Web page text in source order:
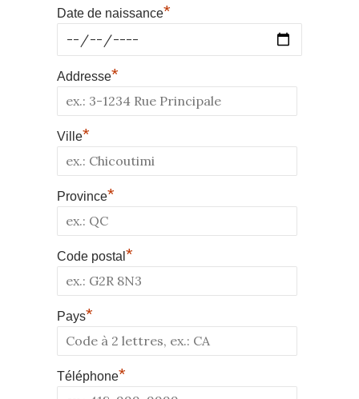
Date de naissance*
Addresse*
Ville*
Province*
Code postal *
Pays*
Téléphone*